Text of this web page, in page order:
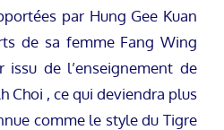
par Hung Gee Kuan
de sa femme Fang Wing
de l’enseignement de
Choi , ce qui deviendra plus
comme le style du Tigre